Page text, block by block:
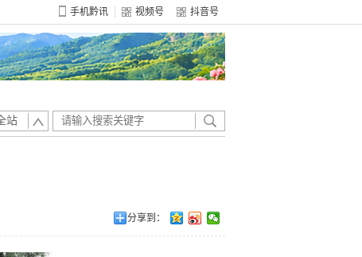
手机黔讯 视频号 抖音号
站
分享到：